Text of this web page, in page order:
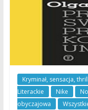
Kryminał, sensacja,
Literackie
Nike
obyczajowa